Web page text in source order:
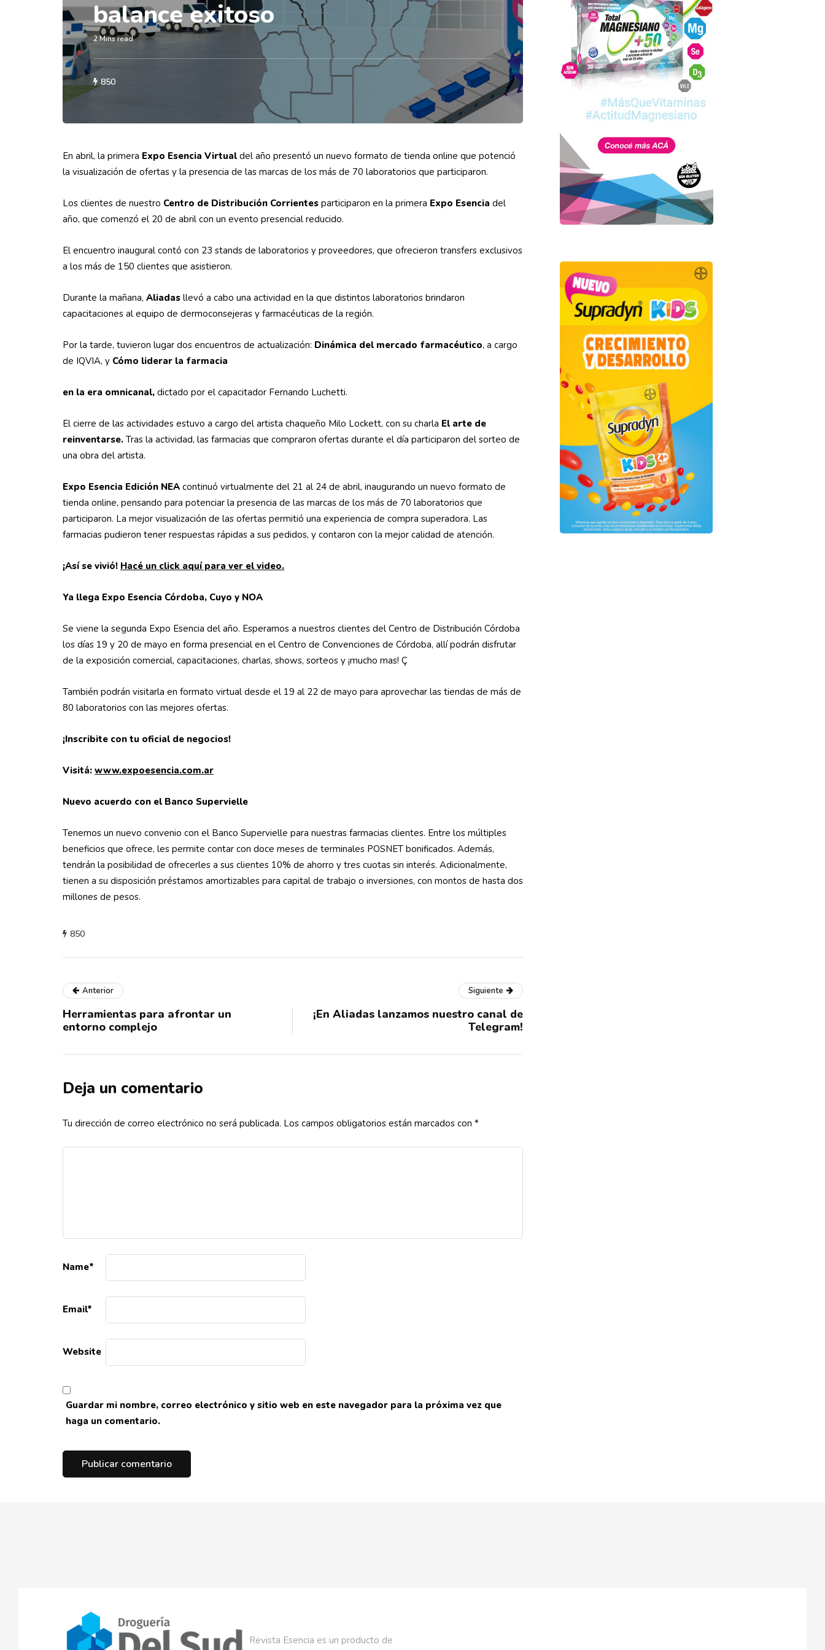
balance exitoso
2 Mins read
850
En abril, la primera Expo Esencia Virtual del año presentó un nuevo formato de tienda online que potenció
la visualización de ofertas y la presencia de las marcas de los más de 70 laboratorios que participaron.
Los clientes de nuestro Centro de Distribución Corrientes participaron en la primera Expo Esencia del
año, que comenzó el 20 de abril con un evento presencial reducido.
El encuentro inaugural contó con 23 stands de laboratorios y proveedores, que ofrecieron transfers exclusivos
a los más de 150 clientes que asistieron.
Durante la mañana, Aliadas llevó a cabo una actividad en la que distintos laboratorios brindaron
capacitaciones al equipo de dermoconsejeras y farmacéuticas de la región.
Por la tarde, tuvieron lugar dos encuentros de actualización: Dinámica del mercado farmacéutico, a cargo
de IQVIA, y Cómo liderar la farmacia
en la era omnicanal, dictado por el capacitador Fernando Luchetti.
El cierre de las actividades estuvo a cargo del artista chaqueño Milo Lockett, con su charla El arte de
reinventarse. Tras la actividad, las farmacias que compraron ofertas durante el día participaron del sorteo de
una obra del artista.
Expo Esencia Edición NEA continuó virtualmente del 21 al 24 de abril, inaugurando un nuevo formato de
tienda online, pensando para potenciar la presencia de las marcas de los más de 70 laboratorios que
participaron. La mejor visualización de las ofertas permitió una experiencia de compra superadora. Las
farmacias pudieron tener respuestas rápidas a sus pedidos, y contaron con la mejor calidad de atención.
¡Así se vivió! Hacé un click aquí para ver el video.
Ya llega Expo Esencia Córdoba, Cuyo y NOA
Se viene la segunda Expo Esencia del año. Esperamos a nuestros clientes del Centro de Distribución Córdoba
los días 19 y 20 de mayo en forma presencial en el Centro de Convenciones de Córdoba, allí podrán disfrutar
de la exposición comercial, capacitaciones, charlas, shows, sorteos y ¡mucho mas! Ç
También podrán visitarla en formato virtual desde el 19 al 22 de mayo para aprovechar las tiendas de más de
80 laboratorios con las mejores ofertas.
¡Inscribite con tu oficial de negocios!
Visitá: www.expoesencia.com.ar
Nuevo acuerdo con el Banco Supervielle
Tenemos un nuevo convenio con el Banco Supervielle para nuestras farmacias clientes. Entre los múltiples
beneficios que ofrece, les permite contar con doce meses de terminales POSNET bonificados. Además,
tendrán la posibilidad de ofrecerles a sus clientes 10% de ahorro y tres cuotas sin interés. Adicionalmente,
tienen a su disposición préstamos amortizables para capital de trabajo o inversiones, con montos de hasta dos
millones de pesos.
850
Anterior
Herramientas para afrontar un
entorno complejo
Siguiente
¡En Aliadas lanzamos nuestro canal de
Telegram!
Deja un comentario
Tu dirección de correo electrónico no será publicada. Los campos obligatorios están marcados con *
Name*
Email*
Website
Guardar mi nombre, correo electrónico y sitio web en este navegador para la próxima vez que
haga un comentario.
Revista Esencia es un producto de